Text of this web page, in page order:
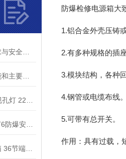
防爆检修电源箱大
1.铝合金外壳压铸
2.有多种规格的插
3.模块结构，各种
4.钢管或电缆布线
5.可带有总开关。
作用：具有过载，